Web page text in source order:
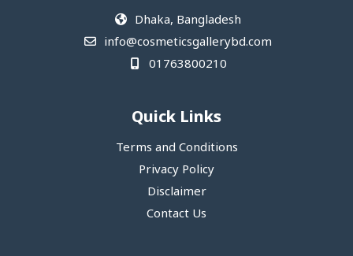
Dhaka, Bangladesh
info@cosmeticsgallerybd.com
01763800210
Quick Links
Terms and Conditions
Privacy Policy
Disclaimer
Contact Us